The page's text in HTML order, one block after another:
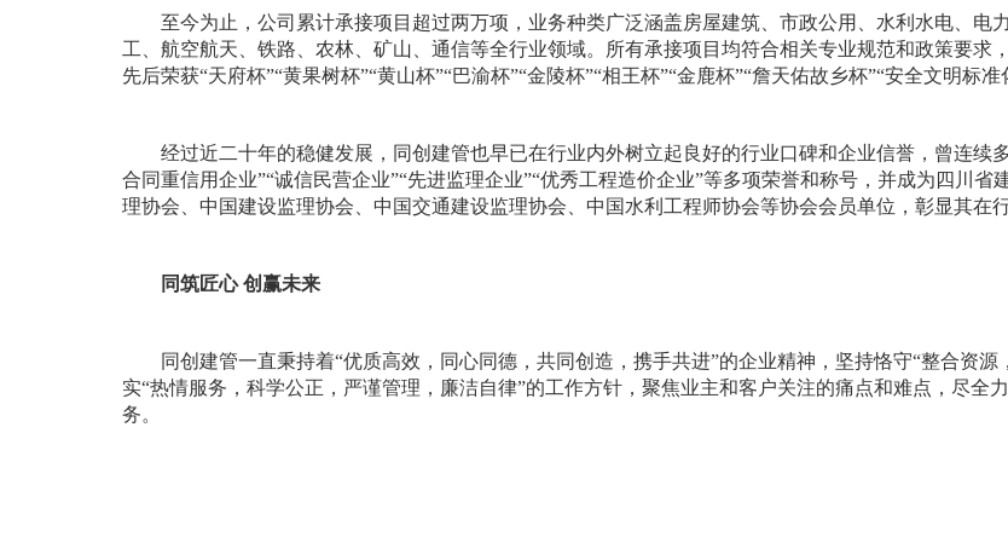
至今为止， 公司累计承接项目超过两万项，业务种类广泛涵盖房屋建筑、市政公用、水利水电、电
工、航空航天、铁路、农林、矿山、通信等全行业领域。所有承接项目均符合相关专业规范和政策要求，
先后荣获“天府杯”“黄果树杯”“黄山杯”“巴渝杯”“金陵杯”“相王杯”“金鹿杯”“詹天佑故乡杯”“安全文明标准
经过近二十年的稳健发展，同创建管也早已在行业内外树立起良好的行业口碑和企业信誉，曾连续
合同重信用企业”“诚信民营企业”“先进监理企业”“优秀工程造价企业”等多项荣誉和称号，并成为四川
理协会、中国建设监理协会、中国交通建设监理协会、中国水利工程师协会等协会会员单位 ，彰显其在
同筑匠心 创赢未来
同创建管一直秉持着“优质高效，同心同德，共同创造，携手共进”的企业精神，坚持恪守“整合资
实“热情服务，科学公正，严谨管理，廉洁自律”的工作方针，聚焦业主和客户关注的痛点和难点，尽全
务。